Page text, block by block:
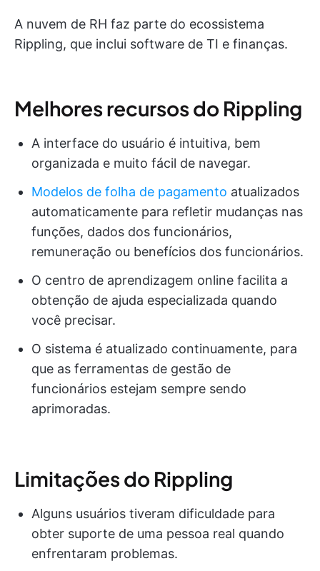
A nuvem de RH faz parte do ecossistema
Rippling, que inclui software de TI e finanças.
Melhores recursos do Rippling
A interface do usuário é intuitiva, bem
organizada e muito fácil de navegar.
Modelos de folha de pagamento atualizados
automaticamente para refletir mudanças nas
funções, dados dos funcionários,
remuneração ou benefícios dos funcionários.
O centro de aprendizagem online facilita a
obtenção de ajuda especializada quando
você precisar.
O sistema é atualizado continuamente, para
que as ferramentas de gestão de
funcionários estejam sempre sendo
aprimoradas.
Limitações do Rippling
Alguns usuários tiveram dificuldade para
obter suporte de uma pessoa real quando
enfrentaram problemas.